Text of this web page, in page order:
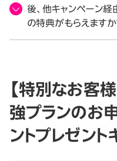
後、他キャンペーン経
の特典がもらえますか
【特別なお客
強プランのお
ントプレゼント